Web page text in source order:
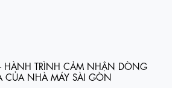
HÀNH TRÌNH CẢM NHẬN DÒNG
CỦA NHÀ MÁY SÀI GÒN